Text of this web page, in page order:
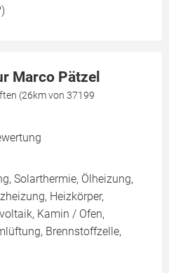
Marco Pätzel
(26km von 37199
Solarthermie, Ölheizung,
Heizkörper,
Kamin / Ofen,
Brennstoffzelle,